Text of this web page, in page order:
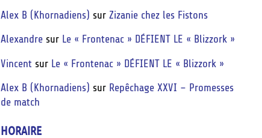
Alex B (Khornadiens) surZizanie chez les Fistons
Alexandre sur Le « Frontenac » DÉFIENT LE « Blizzork »
Vincent sur Le « Frontenac » DÉFIENT LE « Blizzork »
Alex B (Khornadiens) sur Repêchage XXVI – Promesses
de match
HORAIRE